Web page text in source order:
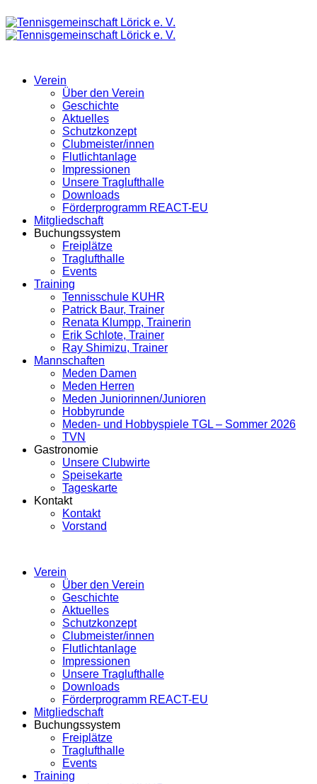
Verein
Über den Verein
Geschichte
Aktuelles
Schutzkonzept
Clubmeister/innen
Flutlichtanlage
Impressionen
Unsere Traglufthalle
Downloads
Förderprogramm REACT-EU
Mitgliedschaft
Buchungssystem
Freiplätze
Traglufthalle
Events
Training
Tennisschule KUHR
Patrick Baur, Trainer
Renata Klumpp, Trainerin
Erik Schlote, Trainer
Ray Shimizu, Trainer
Mannschaften
Meden Damen
Meden Herren
Meden Juniorinnen/Junioren
Hobbyrunde
Meden- und Hobbyspiele TGL – Sommer 2026
TVN
Gastronomie
Unsere Clubwirte
Speisekarte
Tageskarte
Kontakt
Kontakt
Vorstand
Verein
Über den Verein
Geschichte
Aktuelles
Schutzkonzept
Clubmeister/innen
Flutlichtanlage
Impressionen
Unsere Traglufthalle
Downloads
Förderprogramm REACT-EU
Mitgliedschaft
Buchungssystem
Freiplätze
Traglufthalle
Events
Training